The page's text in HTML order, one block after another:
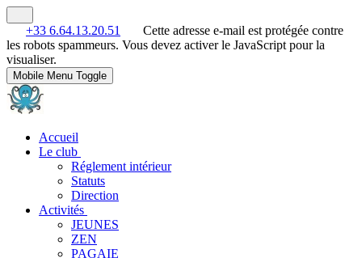
+33 6.64.13.20.51
Cette adresse e-mail est protégée contre
les robots spammeurs. Vous devez activer le JavaScript pour la
visualiser.
Mobile Menu Toggle
Accueil
Le club
Réglement intérieur
Statuts
Direction
Activités
JEUNES
ZEN
PAGAIE